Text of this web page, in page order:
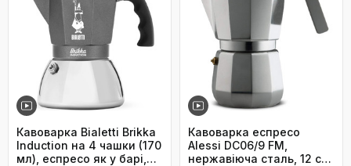
Кавоварка Bialetti Brikka
Induction на 4 чашки (170
мл), еспресо як у барі,
Кавоварка еспресо
Alessi DC06/9 FM,
нержавіюча сталь, 12 см,